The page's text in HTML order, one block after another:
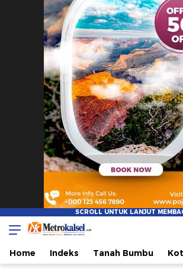
Metro Kalsel
Media Online Terkini, Faktual
Home Indeks Tanah Bumbu